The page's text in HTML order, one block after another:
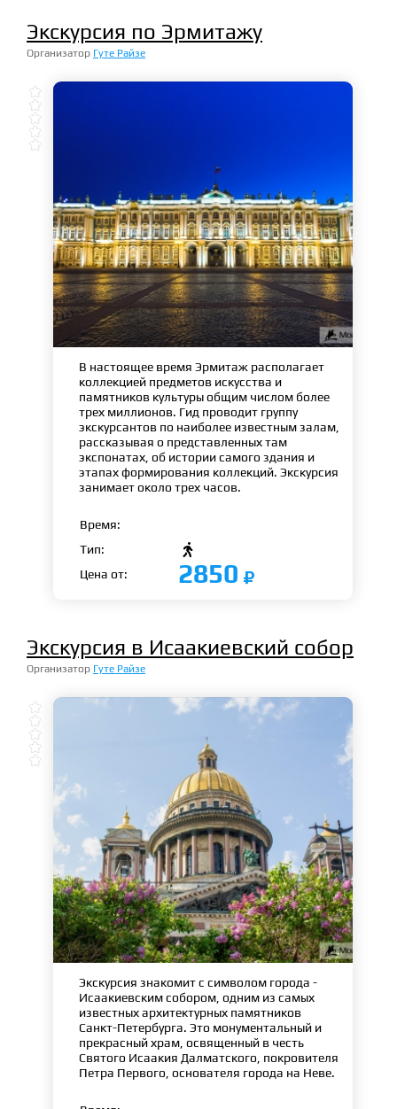
Экскурсия по Эрмитажу
Организатор Гуте Райзе





В настоящее время Эрмитаж располагает
коллекцией предметов искусства и
памятников культуры общим числом более
трех миллионов. Гид проводит группу
экскурсантов по наиболее известным залам,
рассказывая о представленных там
экспонатах, об истории самого здания и
этапах формирования коллекций. Экскурсия
занимает около трех часов.
Время:
Тип:

Цена от: 2850
Экскурсия в Исаакиевский собор
Организатор Гуте Райзе





Экскурсия знакомит с символом города -
Исаакиевским собором, одним из самых
известных архитектурных памятников
Санкт-Петербурга. Это монументальный и
прекрасный храм, освященный в честь
Святого Исаакия Далматского, покровителя
Петра Первого, основателя города на Неве.